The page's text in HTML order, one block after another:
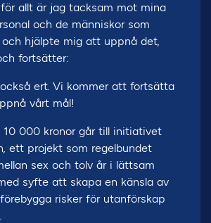
allt är jag tacksam mot mina
och de människor som
hjälpte mig att uppnå det,
fortsätter:
ert. Vi kommer att fortsätta
vårt mål!
10 000 kronor går till initiativet
ett projekt som regelbundet
sex och tolv år i lättsam
syfte att skapa en känsla av
risker för utanförskap